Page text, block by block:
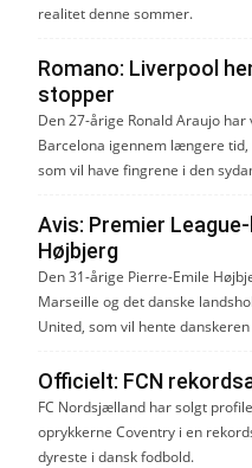
realitet denne sommer.
Romano: Liverpool
stopper
Den 27-årige Ronald Araujo
Barcelona igennem længere
som vil have fingrene i den
Avis: Premier
Højbjerg
Den 31-årige Pierre-Emile
Marseille og det danske
United, som vil hente
Officielt: FCN
FC Nordsjælland har solgt
oprykkerne Coventry i en
dyreste i dansk fodbold.